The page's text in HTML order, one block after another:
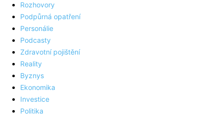
Rozhovory
Podpůrná opatření
Personálie
Podcasty
Zdravotní pojištění
Reality
Byznys
Ekonomika
Investice
Politika